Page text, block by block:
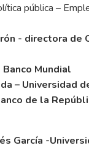
pública –
- directora de
Mundial
– Universidad
de la
García -